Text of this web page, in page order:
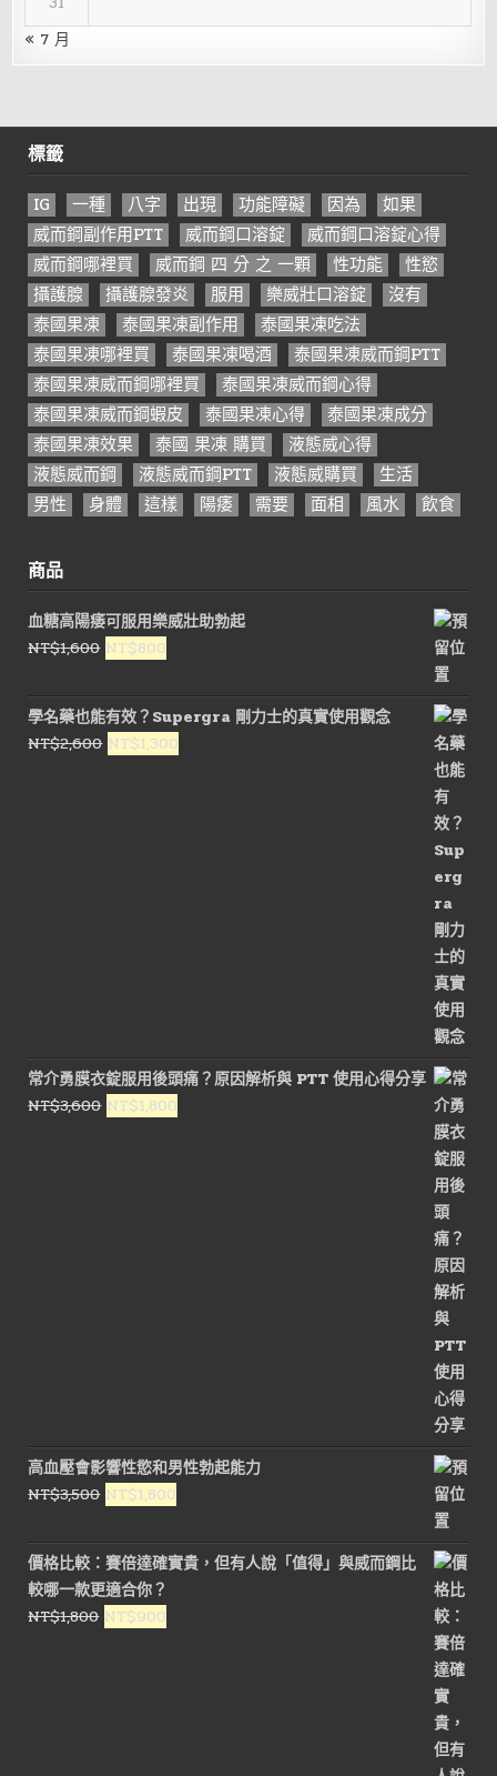
« 7 月
標籤
IG 一種 八字 出現 功能障礙 因為
如果
威而鋼副作用PTT
威而鋼口溶錠
威而鋼口溶錠心得
威而鋼哪裡買
威而鋼 四 分 之 一顆 性功能
性慾
攝護腺
攝護腺發炎 服用 樂威壯口溶錠
沒有
泰國果凍
泰國果凍副作用
泰國果凍吃法
泰國果凍哪裡買
泰國果凍喝酒
泰國果凍威而鋼PTT
泰國果凍威而鋼哪裡買
泰國果凍威而鋼心得
泰國果凍威而鋼蝦皮
泰國果凍心得
泰國果凍成分
泰國果凍效果
泰國 果凍 購買
液態威心得
液態威而鋼
液態威而鋼PTT 液態威購買
生活
男性
身體 這樣 陽痿 需要 面相 風水 飲食
商品
血糖高陽痿可服用樂威壯助勃起
NT$1,600 原
價
格：
NT$1,600。
NT$800
價
格：
NT$800。
學名藥也能有效？Supergra 剛力士的真實使用觀念
NT$2,600 原
NT$1,300
常介勇膜衣錠服用後頭痛？原因解析與 PTT 使用心得分享
NT$3,600 原
NT$1,800
高血壓會影響性慾和男性勃起能力
NT$3,500 原
價
格：
NT$3,500。
NT$1,800
價
格：
價格比較：賽倍達確實貴，但有人說「值得」與威而鋼比
較哪一款更適合你？
NT$1,800 原
NT$900